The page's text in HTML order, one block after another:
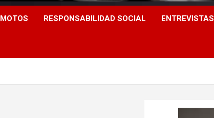
MOTOS RESPONSABILIDAD SOCIAL ENTREVISTAS